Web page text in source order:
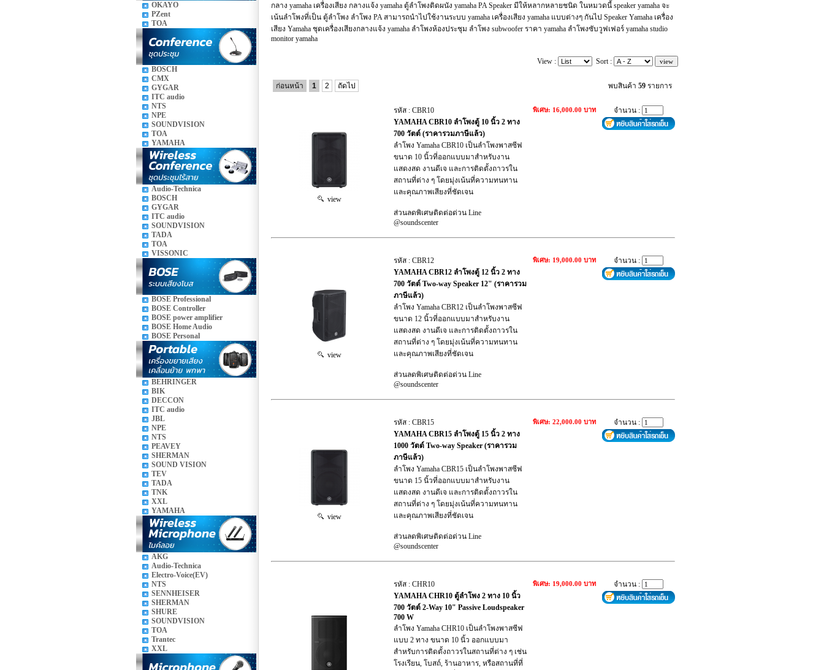
OKAYO
PZent
TOA
BOSCH
CMX
GYGAR
ITC audio
NTS
NPE
SOUNDVISION
TOA
YAMAHA
Audio-Technica
BOSCH
GYGAR
ITC audio
SOUNDVISION
TADA
TOA
VISSONIC
BOSE Professional
BOSE Controller
BOSE power amplifier
BOSE Home Audio
BOSE Personal
BEHRINGER
BIK
DECCON
ITC audio
JBL
NPE
NTS
PEAVEY
SHERMAN
SOUND VISION
TEV
TADA
TNK
XXL
YAMAHA
AKG
Audio-Technica
Electro-Voice(EV)
NTS
SENNHEISER
SHERMAN
SHURE
SOUNDVISION
TOA
Trantec
XXL
กลาง yamaha เครื่องเสียง กลางแจ้ง yamaha ตู้ลำโพงติดผนัง yamaha PA Speaker มีให้หลากหลายชนิด ในหมวดนี้ speaker yamaha จะ
เน้นลำโพงที่เป็น ตู้ลำโพง ลำโพง PA สามารถนำไปใช้งานระบบ yamaha เครื่องเสียง yamaha แบบต่างๆ กันไป Speaker Yamaha เครื่อง
เสียง Yamaha ชุดเครื่องเสียงกลางแจ้ง yamaha ลำโพงห้องประชุม ลำโพง subwoofer ราคา yamaha ลำโพงซับวูฟเฟอร์ yamaha studio
monitor yamaha
View : Sort :
ก่อนหน้า 1 2 ถัดไป พบสินค้า59 รายการ
view
รหัส : CBR10
YAMAHA CBR10 ลำโพงตู้ 10 นิ้ว 2 ทาง
700 วัตต์ (ราคารวมภาษีแล้ว)
ลำโพง Yamaha CBR10 เป็นลำโพงพาสซีฟ
ขนาด 10 นิ้วที่ออกแบบมาสำหรับงาน
แสดงสด งานดีเจ และการติดตั้งถาวรใน
สถานที่ต่าง ๆ โดยมุ่งเน้นที่ความทนทาน
และคุณภาพเสียงที่ชัดเจน
ส่วนลดพิเศษติดต่อด่วน Line
@soundscenter
พิเศษ: 16,000.00 บาท จำนวน :
view
รหัส : CBR12
YAMAHA CBR12 ลำโพงตู้ 12 นิ้ว 2 ทาง
700 วัตต์ Two-way Speaker 12" (ราคารวม
ภาษีแล้ว)
ลำโพง Yamaha CBR12 เป็นลำโพงพาสซีฟ
ขนาด 12 นิ้วที่ออกแบบมาสำหรับงาน
แสดงสด งานดีเจ และการติดตั้งถาวรใน
สถานที่ต่าง ๆ โดยมุ่งเน้นที่ความทนทาน
และคุณภาพเสียงที่ชัดเจน
ส่วนลดพิเศษติดต่อด่วน Line
@soundscenter
พิเศษ: 19,000.00 บาท จำนวน :
view
รหัส : CBR15
YAMAHA CBR15 ลำโพงตู้ 15 นิ้ว 2 ทาง
1000 วัตต์ Two-way Speaker (ราคารวม
ภาษีแล้ว)
ลำโพง Yamaha CBR15 เป็นลำโพงพาสซีฟ
ขนาด 15 นิ้วที่ออกแบบมาสำหรับงาน
แสดงสด งานดีเจ และการติดตั้งถาวรใน
สถานที่ต่าง ๆ โดยมุ่งเน้นที่ความทนทาน
และคุณภาพเสียงที่ชัดเจน
ส่วนลดพิเศษติดต่อด่วน Line
@soundscenter
พิเศษ: 22,000.00 บาท จำนวน :
รหัส : CHR10
YAMAHA CHR10 ตู้ลำโพง 2 ทาง 10 นิ้ว
700 วัตต์ 2-Way 10" Passive Loudspeaker
700 W
ลำโพง Yamaha CHR10 เป็นลำโพงพาสซีฟ
แบบ 2 ทาง ขนาด 10 นิ้ว ออกแบบมา
สำหรับการติดตั้งถาวรในสถานที่ต่าง ๆ เช่น
โรงเรียน, โบสถ์, ร้านอาหาร, หรือสถานที่ที่
พิเศษ: 19,000.00 บาท จำนวน :